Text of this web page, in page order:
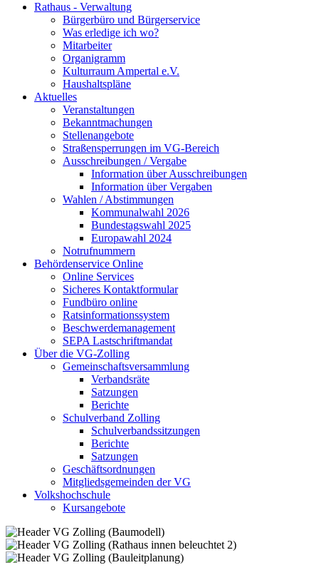
Rathaus - Verwaltung
Bürgerbüro und Bürgerservice
Was erledige ich wo?
Mitarbeiter
Organigramm
Kulturraum Ampertal e.V.
Haushaltspläne
Aktuelles
Veranstaltungen
Bekanntmachungen
Stellenangebote
Straßensperrungen im VG-Bereich
Ausschreibungen / Vergabe
Information über Ausschreibungen
Information über Vergaben
Wahlen / Abstimmungen
Kommunalwahl 2026
Bundestagswahl 2025
Europawahl 2024
Notrufnummern
Behördenservice Online
Online Services
Sicheres Kontaktformular
Fundbüro online
Ratsinformationssystem
Beschwerdemanagement
SEPA Lastschriftmandat
Über die VG-Zolling
Gemeinschaftsversammlung
Verbandsräte
Satzungen
Berichte
Schulverband Zolling
Schulverbandssitzungen
Berichte
Satzungen
Geschäftsordnungen
Mitgliedsgemeinden der VG
Volkshochschule
Kursangebote